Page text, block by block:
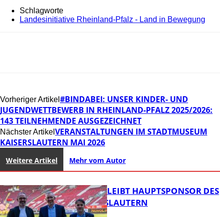
Schlagworte
Landesinitiative Rheinland-Pfalz - Land in Bewegung
Vorheriger Artikel #BINDABEI: UNSER KINDER- UND
JUGENDWETTBEWERB IN RHEINLAND-PFALZ 2025/2026:
143 TEILNEHMENDE AUSGEZEICHNET
Nächster Artikel VERANSTALTUNGEN IM STADTMUSEUM
KAISERSLAUTERN MAI 2026
Weitere Artikel Mehr vom Autor
NOVOLINE BLEIBT HAUPTSPONSOR DES
1. FC KAISERSLAUTERN